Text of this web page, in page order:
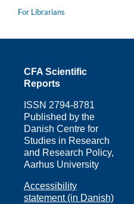
For Librarians
CFA Scientific
Reports
ISSN 2794-8781
Published by the
Danish Centre for
Studies in Research
and Research Policy,
Aarhus University
Accessibility
statement (in Danish)